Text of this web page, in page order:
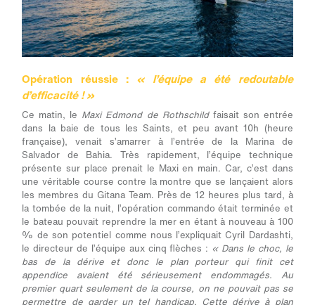
Opération réussie : « l’équipe a été redoutable
d’efficacité ! »
Ce matin, le Maxi Edmond de Rothschildfaisait son entrée
dans la baie de tous les Saints, et peu avant 10h (heure
française), venait s’amarrer à l’entrée de la Marina de
Salvador de Bahia. Très rapidement, l’équipe technique
présente sur place prenait le Maxi en main. Car, c’est dans
une véritable course contre la montre que se lançaient alors
les membres du Gitana Team. Près de 12 heures plus tard, à
la tombée de la nuit, l’opération commando était terminée et
le bateau pouvait reprendre la mer en étant à nouveau à 100
% de son potentiel comme nous l’expliquait Cyril Dardashti,
le directeur de l’équipe aux cinq flèches : « Dans le choc, le
bas de la dérive et donc le plan porteur qui finit cet
appendice avaient été sérieusement endommagés. Au
premier quart seulement de la course, on ne pouvait pas se
permettre de garder un tel handicap. Cette dérive à plan